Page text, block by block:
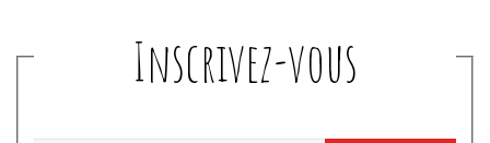
Inscrivez-vous